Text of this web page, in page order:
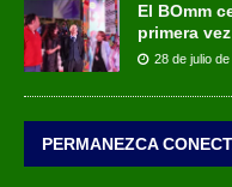
El BOmm
primera
28 de julio
PERMANEZCA